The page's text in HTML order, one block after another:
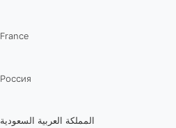
France
Россия
المملكة العربية السعودية